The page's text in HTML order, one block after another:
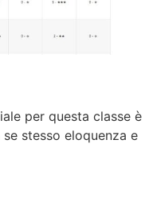
per questa classe è
stesso eloquenza e